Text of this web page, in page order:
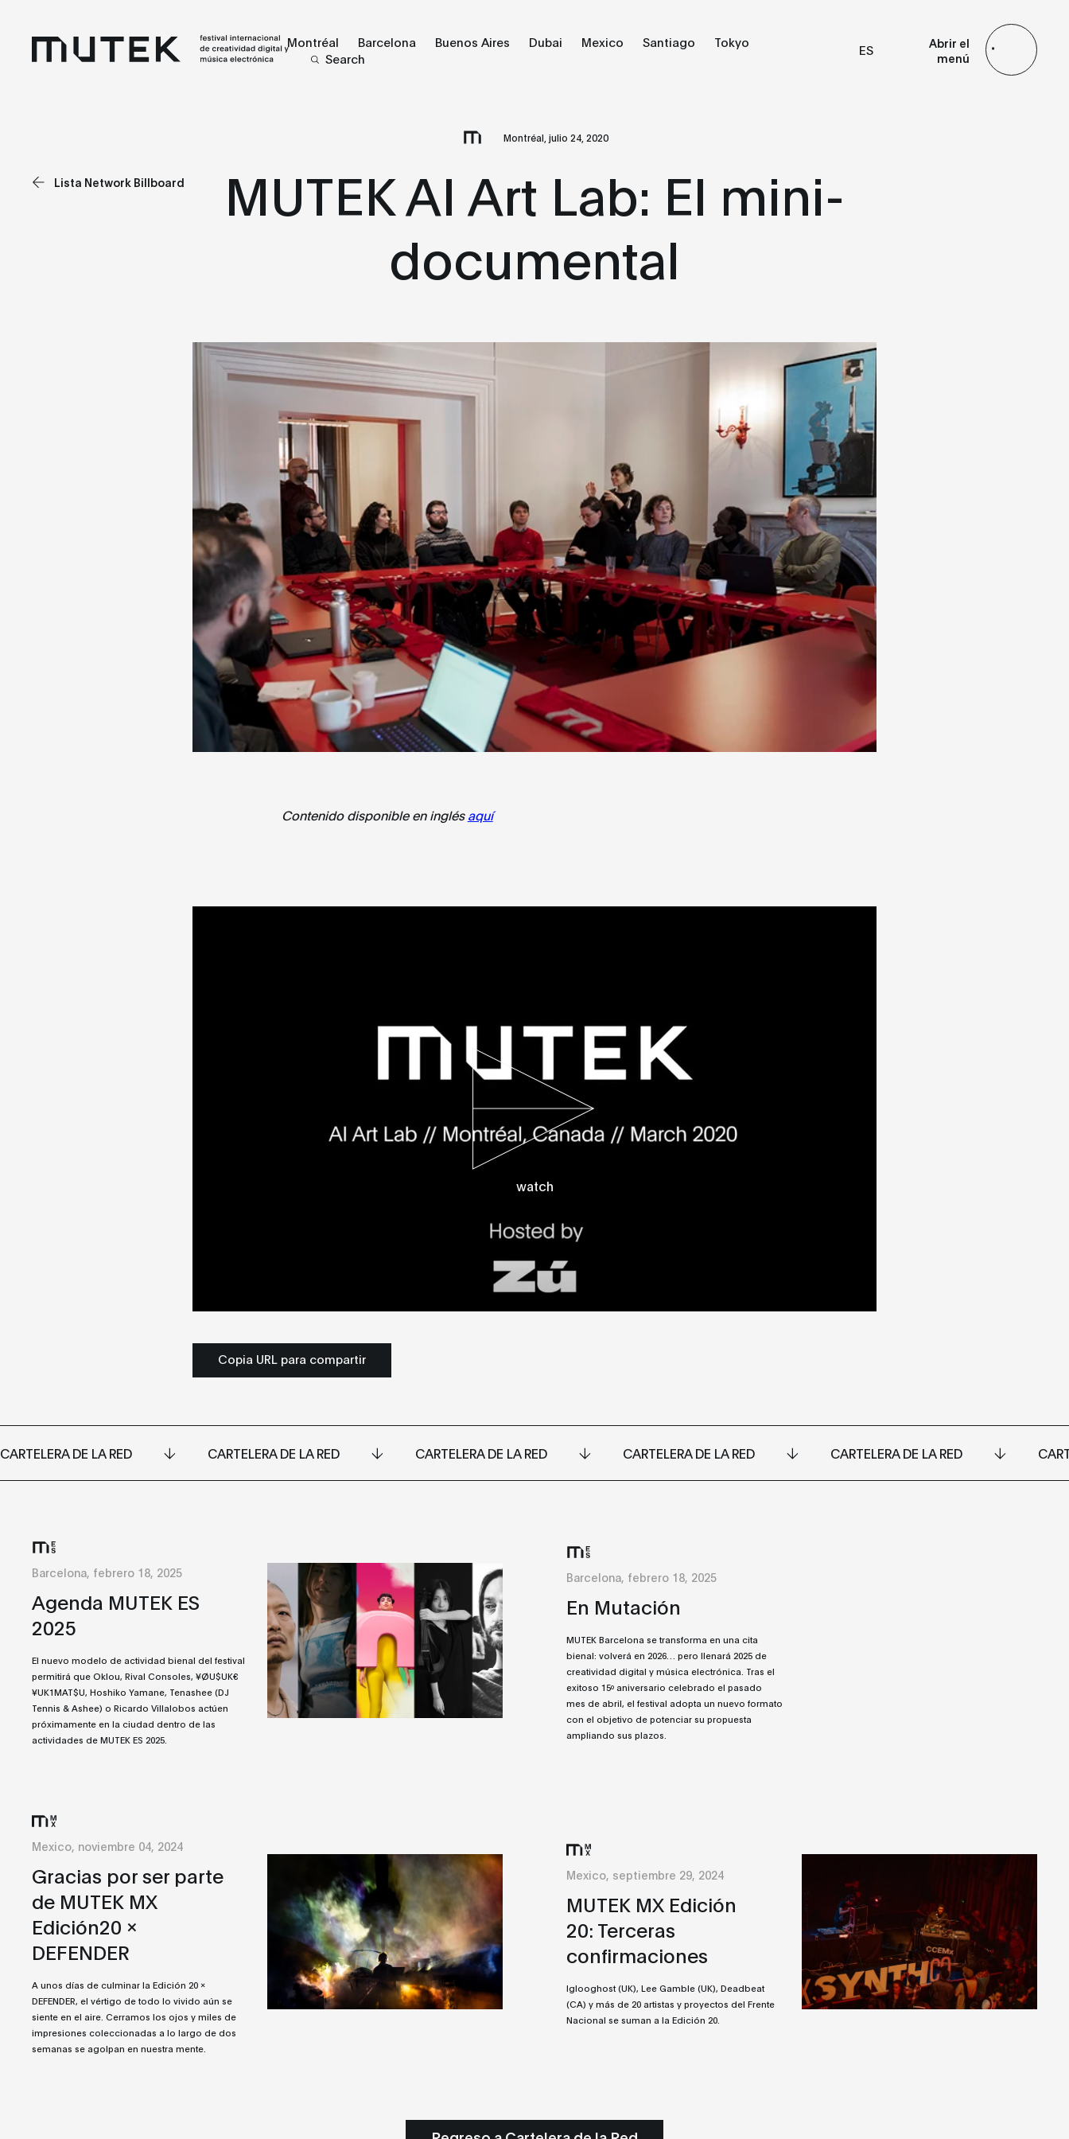
Montréal Barcelona Buenos Aires Dubai Mexico Santiago
Tokyo
Search
ES
Abrir el
menú
Montréal, julio 24, 2020
Lista Network Billboard
MUTEK AI Art Lab: El mini-
documental
Contenido disponible en inglésaquí
watch
Copia URL para compartir
CARTELERA DE LA RED CARTELERA DE LA RED CARTELERA DE LA RED CARTELERA DE LA RED CARTELERA DE LA RED
Barcelona, febrero 18, 2025
Agenda MUTEK ES
2025
El nuevo modelo de actividad bienal del festival
permitirá que Oklou, Rival Consoles, ¥ØU$UK€
¥UK1MAT$U, Hoshiko Yamane, Tenashee (DJ
Tennis & Ashee) o Ricardo Villalobos actúen
próximamente en la ciudad dentro de las
actividades de MUTEK ES 2025.
Barcelona, febrero 18, 2025
En Mutación
MUTEK Barcelona se transforma en una cita
bienal: volverá en 2026… pero llenará 2025 de
creatividad digital y música electrónica. Tras el
exitoso 15º aniversario celebrado el pasado
mes de abril, el festival adopta un nuevo formato
con el objetivo de potenciar su propuesta
ampliando sus plazos.
Mexico, noviembre 04, 2024
Gracias por ser parte
de MUTEK MX
Edición20 x
DEFENDER
A unos días de culminar la Edición 20 x
DEFENDER, el vértigo de todo lo vivido aún se
siente en el aire. Cerramos los ojos y miles de
impresiones coleccionadas a lo largo de dos
semanas se agolpan en nuestra mente.
Mexico, septiembre 29, 2024
MUTEK MX Edición
20: Terceras
confirmaciones
Iglooghost (UK), Lee Gamble (UK), Deadbeat
(CA) y más de 20 artistas y proyectos del Frente
Nacional se suman a la Edición 20.